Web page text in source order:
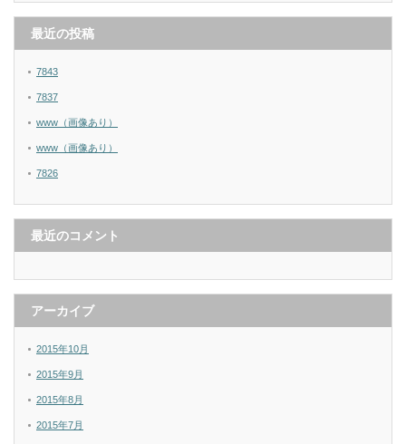
最近の投稿
7843
7837
www（画像あり）
www（画像あり）
7826
最近のコメント
アーカイブ
2015年10月
2015年9月
2015年8月
2015年7月